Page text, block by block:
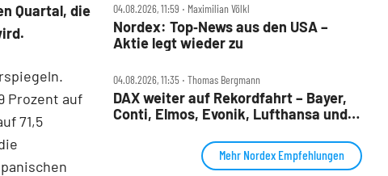
Quartal, die
Prozent auf
71,5
04.08.2026, 11:59 ‧ Maximilian Völkl
Nordex: Top‑News aus den USA –
Aktie legt wieder zu
04.08.2026, 11:35 ‧ Thomas Bergmann
DAX weiter auf Rekordfahrt – Bayer,
Conti, Elmos, Evonik, Lufthansa und
Mehr Nordex Empfehlungen